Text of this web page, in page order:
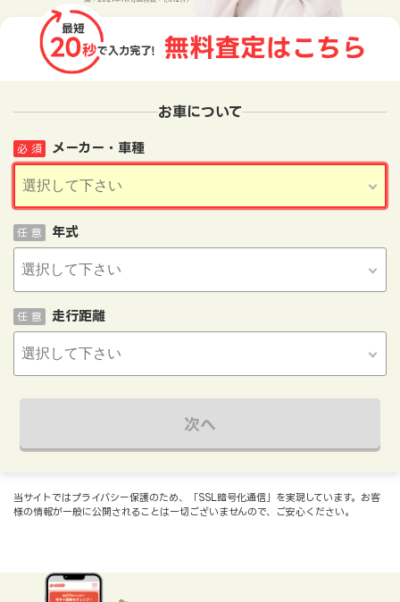
お車について
メーカー・車種
必 須
年式
任 意
走行距離
任 意
次へ
当サイトではプライバシー保護のため、「SSL暗号化通信」を実現しています。お客
様の情報が一般に公開されることは一切ございませんので、ご安心ください。